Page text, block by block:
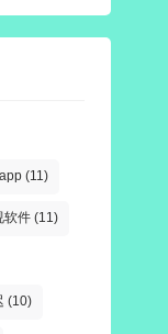
(11)
软件 (11)
(10)